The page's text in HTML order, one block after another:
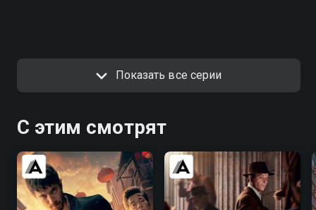
Показать все серии
С этим смотрят